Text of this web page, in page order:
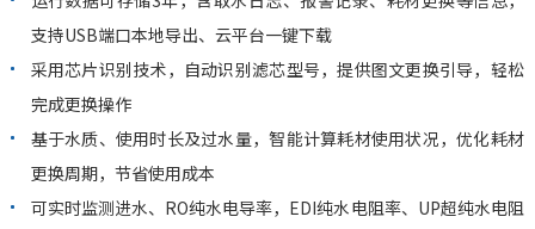
支持USB端口本地导出、云平台一键下载
采用芯片识别技术，自动识别滤芯型号，提供图文更换引导，轻松
完成更换操作
基于水质、使用时长及过水量，智能计算耗材使用状况，优化耗材
更换周期，节省使用成本
可实时监测进水、RO纯水电导率，EDI纯水电阻率、UP超纯水电阻